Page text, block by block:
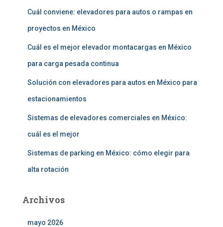
Cuál conviene: elevadores para autos o rampas en
proyectos en México
Cuál es el mejor elevador montacargas en México
para carga pesada continua
Solución con elevadores para autos en México para
estacionamientos
Sistemas de elevadores comerciales en México:
cuál es el mejor
Sistemas de parking en México: cómo elegir para
alta rotación
Archivos
mayo 2026